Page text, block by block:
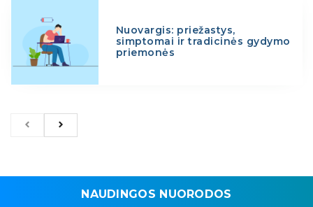
Nuovargis: priežastys,
simptomai ir tradicinės gydymo
priemonės
NAUDINGOS NUORODOS